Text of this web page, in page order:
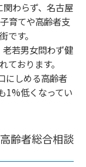
わらず、名古屋
育てや高齢者支
です。
若男女問わず健
ております。
にしめる高齢者
1%低くなってい
齢者総合相談